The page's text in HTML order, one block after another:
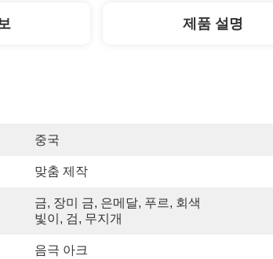
제품 설명
중국
맞춤 제작
금, 장미 금, 은메달, 푸르, 회색
빛이, 검, 무지개
음극 아크